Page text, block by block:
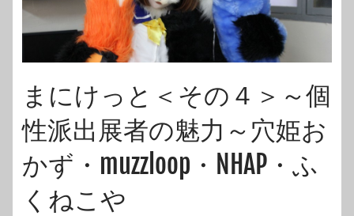
まにけっと＜その４＞～個
性派出展者の魅力～穴姫お
かず・muzzloop・NHAP・ふ
くねこや